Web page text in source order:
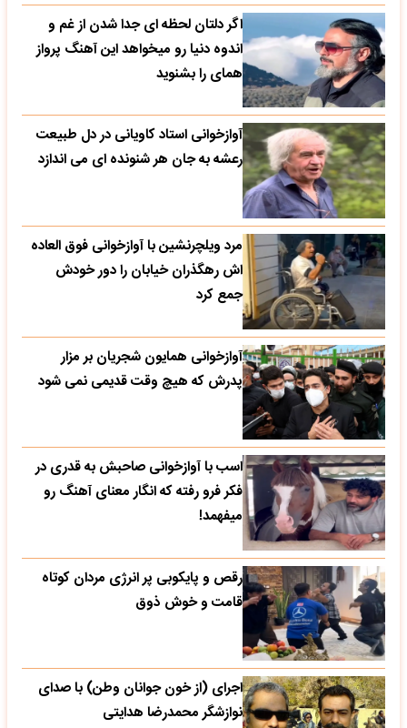
اگر دلتان لحظه ای جدا شدن از غم و
اندوه دنیا رو میخواهد این آهنگ پرواز
همای را بشنوید
آوازخوانی استاد کاویانی در دل طبیعت
رعشه به جان هر شنونده ای می اندازد
مرد ویلچرنشین با آوازخوانی فوق العاده
اش رهگذران خیابان را دور خودش
جمع کرد
آوازخوانی همایون شجریان بر مزار
پدرش که هیچ وقت قدیمی نمی شود
اسب با آوازخوانی صاحبش به قدری در
فکر فرو رفته که انگار معنای آهنگ رو
میفهمد!
رقص و پایکوبی پر انرژی مردان کوتاه
قامت و خوش ذوق
اجرای (از خون جوانان وطن) با صدای
نوازشگر محمدرضا هدایتی